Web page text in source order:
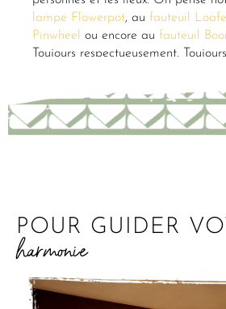
lampe Flowerpot, au fauteuil
Pinwheel
ou encore au fauteuil
Toujours respectueusement.
POUR GUIDER
harmonie